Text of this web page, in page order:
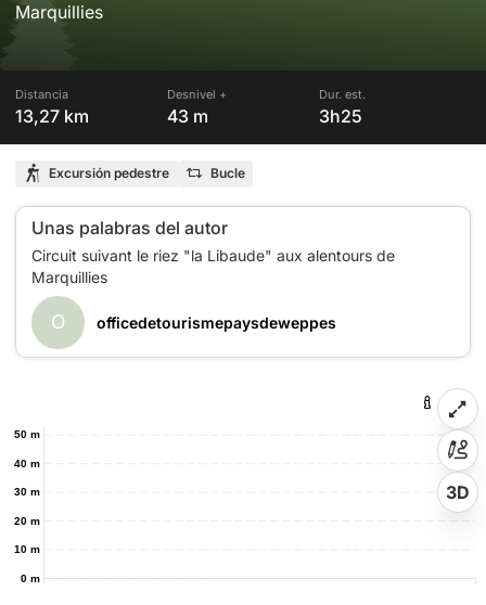
Marquillies
Distancia
13,27 km
Desnivel +
43 m
Dur. est.
3h25
Excursión pedestre Bucle
Unas palabras del autor
Circuit suivant le riez "la Libaude" aux alentours de
O officedetourismepaysdeweppes
0 m
10 m
20 m
30 m
40 m
50 m
3D